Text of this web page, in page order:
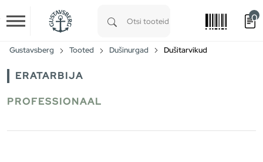
Skip to main content
0
Gustavsberg Tooted Dušinurgad Dušitarvikud
ERATARBIJA
PROFESSIONAAL